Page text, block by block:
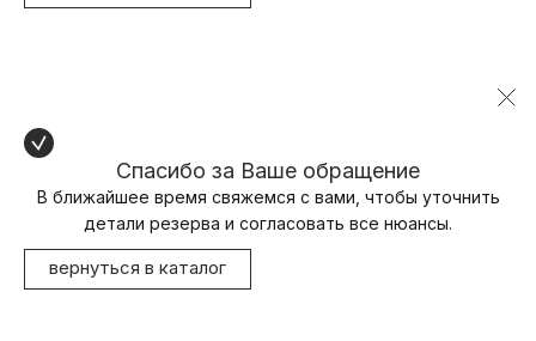
Спасибо за Ваше обращение
В ближайшее время свяжемся с вами, чтобы уточнить
детали резерва и согласовать все нюансы.
вернуться в каталог